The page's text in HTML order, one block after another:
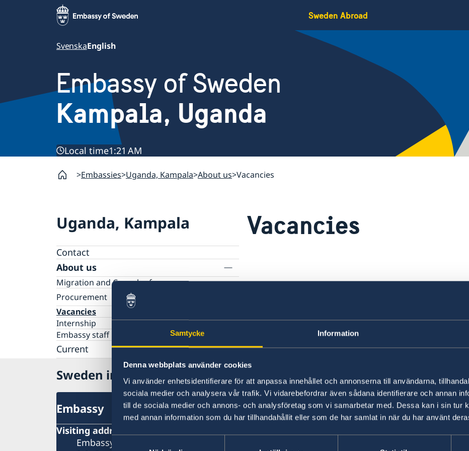
Samtycke Information
Denna webbplats använder cookies
Vi använder enhetsidentifierare för att anpassa innehållet och annonserna till användarna,
sociala medier och analysera vår trafik. Vi vidarebefordrar även sådana identifierare och annan
till de sociala medier och annons- och analysföretag som vi samarbetar med. Dessa kan i sin tur
med annan information som du har tillhandahållit eller som de har samlat in när du har använt
Sweden Abroad
SvenskaEnglish
Embassy of Sweden
Kampala, Uganda
Local time1:21 AM
Embassies Uganda, Kampala About us Vacancies
Uganda, Kampala
Contact
About us
Migration and Consular fees
Procurement
Questions and Answers in relation to
Procurement
Vacancies
Internship
Embassy staff
Current
Quiz Makerere
Calendar
Vacancies
Sweden in Uganda
Embassy
Visiting address
Embassy of Sweden
Swedish consulates